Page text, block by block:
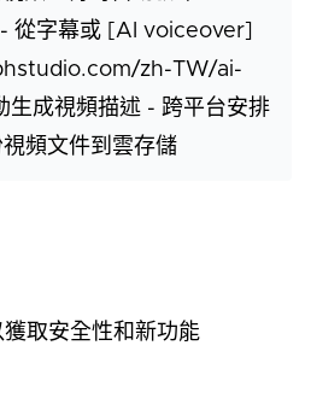
從字幕或 [AI voiceover]
zh-TW/ai-
成視頻描述 - 跨平台安排
頻文件到雲存儲
取安全性和新功能